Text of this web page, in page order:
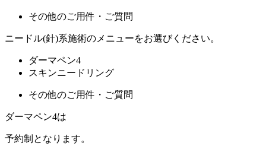
その他のご用件・ご質問
ニードル(針)系施術のメニューをお選びください。
ダーマペン4
スキンニードリング
その他のご用件・ご質問
ダーマペン4は
予約制 となります。